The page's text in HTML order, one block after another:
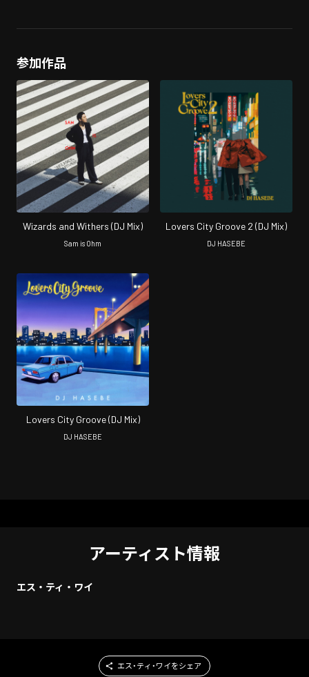
参加作品
Wizards and Withers (DJ Mix)
Sam is Ohm
Lovers City Groove 2 (DJ Mix)
DJ HASEBE
Lovers City Groove (DJ Mix)
DJ HASEBE
アーティスト情報
エス・ティ・ワイ
エス・ティ・ワイをシェア